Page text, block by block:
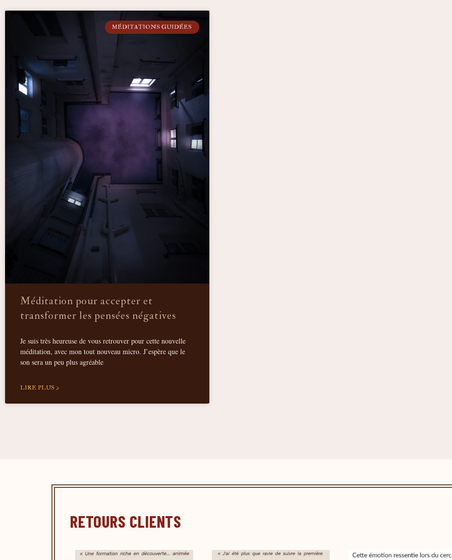
MÉDITATIONS GUIDÉES
Méditation pour accepter et
transformer les pensées négatives
Je suis très heureuse de vous retrouver pour cette nouvelle
méditation, avec mon tout nouveau micro. J’espère que le
son sera un peu plus agréable
LIRE PLUS >
RETOURS CLIENTS